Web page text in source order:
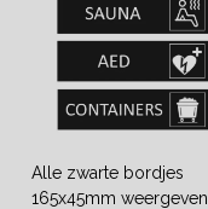
Alle zwarte bordjes
165x45mm weergeven